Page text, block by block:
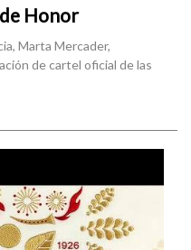
Honor
Marta Mercader,
de cartel oficial de las